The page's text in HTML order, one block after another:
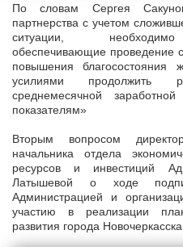
По словам Сергея
партнерства с учетом
ситуации, необходимо
обеспечивающие проведение
повышения благосостояния
усилиями продолжить
среднемесячной
показателям»
Вторым вопросом
начальника отдела
ресурсов и инвестиций
Латышевой о ходе
Администрацией и
участию в реализации
развития города Новочеркасска.